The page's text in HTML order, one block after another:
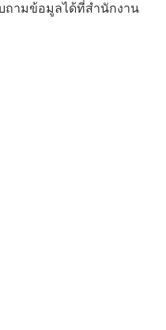
ถามข้อมูลได้ที่สำนักงาน